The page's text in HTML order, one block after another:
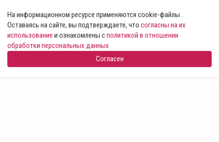
На информационном ресурсе применяются cookie-файлы .
Оставаясь на сайте, вы подтверждаете, что согласны на их
использование и ознакомлены сполитикой в отношении
обработки персональных данных
Согласен